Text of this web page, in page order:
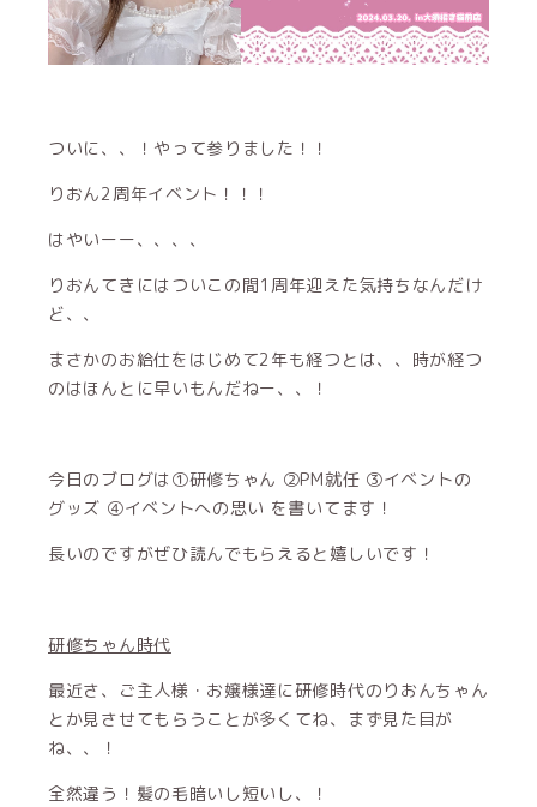
ついに、、！やって参りました！！
りおん2周年イベント！！！
はやいーー、、、、
りおんてきにはついこの間1周年迎えた気持ちなんだけ
ど、、
まさかのお給仕をはじめて2年も経つとは、、時が経つ
のはほんとに早いもんだねー、、！
今日のブログは①研修ちゃん ②PM就任 ③イベントの
グッズ ④イベントへの思い を書いてます！
長いのですがぜひ読んでもらえると嬉しいです！
研修ちゃん時代
最近さ、ご主人様・お嬢様達に研修時代のりおんちゃん
とか見させてもらうことが多くてね、まず見た目が
ね、、！
全然違う！髪の毛暗いし短いし、！